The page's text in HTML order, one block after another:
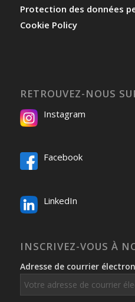
Protection des données
Cookie Policy
RETROUVEZ-NOUS
Instagram
Facebook
LinkedIn
INSCRIVEZ-VOUS À
Adresse de courrier